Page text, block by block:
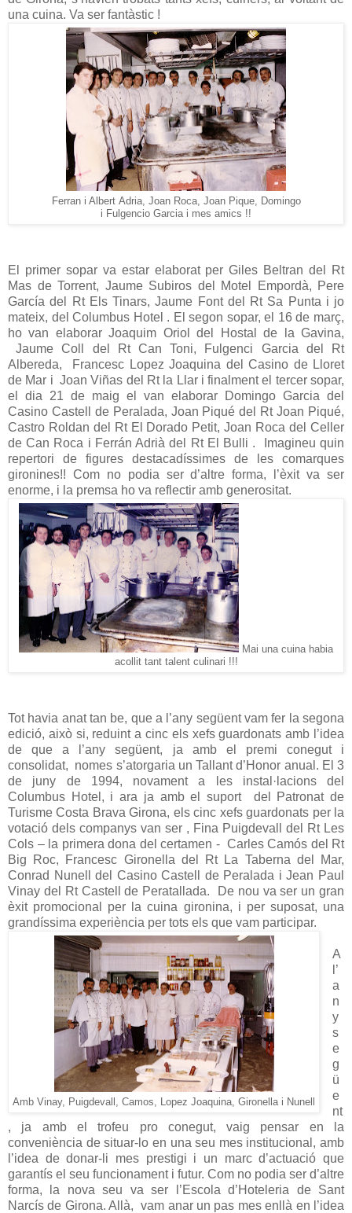
una cuina. Va ser fantàstic !
Ferran i Albert Adria, Joan Roca, Joan Pique, Domingo
i Fulgencio Garcia i mes amics !!
El primer sopar va estar elaborat per Giles Beltran del Rt
Mas de Torrent, Jaume Subiros del Motel Empordà, Pere
García del Rt Els Tinars, Jaume Font del Rt Sa Punta i jo
mateix, del Columbus Hotel . El segon sopar, el 16 de març,
ho van elaborar Joaquim Oriol del Hostal de la Gavina,
Jaume Coll del Rt Can Toni, Fulgenci Garcia del Rt
Albereda,
Francesc Lopez Joaquina del Casino de Lloret
de Mar i Joan Viñas del Rt la Llar i finalment el tercer sopar,
el dia 21 de maig el van elaborar Domingo Garcia del
Casino Castell de Peralada, Joan Piqué del Rt Joan Piqué,
Castro Roldan del Rt El Dorado Petit, Joan Roca del Celler
de Can Roca i Ferrán Adrià del Rt El Bulli .
Imagineu quin
repertori de figures destacadíssimes de les comarques
gironines!! Com no podia ser d’altre forma, l’èxit va ser
enorme, i la premsa ho va reflectir amb generositat.
Mai una cuina habia
acollit tant talent culinari !!!
Tot havia anat tan be, que a l’any següent vam fer la segona
edició, això si, reduint a cinc els xefs guardonats amb l’idea
de que a l’any següent, ja amb el premi conegut i
consolidat, nomes s’atorgaria un Tallant d’Honor anual. El 3
de juny de 1994, novament a les instal·lacions del
Columbus Hotel, i ara ja amb el suport
del Patronat de
Turisme Costa Brava Girona, els cinc xefs guardonats per la
votació dels companys van ser , Fina Puigdevall del Rt Les
Cols – la primera dona del certamen - Carles Camós del Rt
Big Roc, Francesc Gironella del Rt La Taberna del Mar,
Conrad Nunell del Casino Castell de Peralada i Jean Paul
Vinay del Rt Castell de Peratallada.
De nou va ser un gran
èxit promocional per la cuina gironina, i per suposat, una
grandíssima experiència per tots els que vam participar.
Amb Vinay, Puigdevall, Camos, Lopez Joaquina, Gironella i Nunell
A
l’
a
n
y
s
e
g
ü
e
nt
, ja amb el trofeu pro conegut, vaig pensar en la
conveniència de situar-lo en una seu mes institucional, amb
l’idea de donar-li mes prestigi i un marc d’actuació que
garantís el seu funcionament i futur. Com no podia ser d’altre
forma, la nova seu va ser l’Escola d’Hoteleria de Sant
Narcís de Girona. Allà, vam anar un pas mes enllà en l’idea